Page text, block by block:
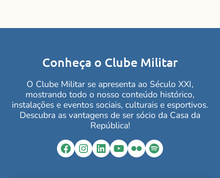
Conheça o Clube Militar
O Clube Militar se apresenta ao Século XXI,
mostrando todo o nosso conteúdo histórico,
instalações e eventos sociais, culturais e esportivos.
Descubra as vantagens de ser sócio da Casa da
República!
Facebook
Instagram
LinkedIn
YouTube
FlickrSpotify